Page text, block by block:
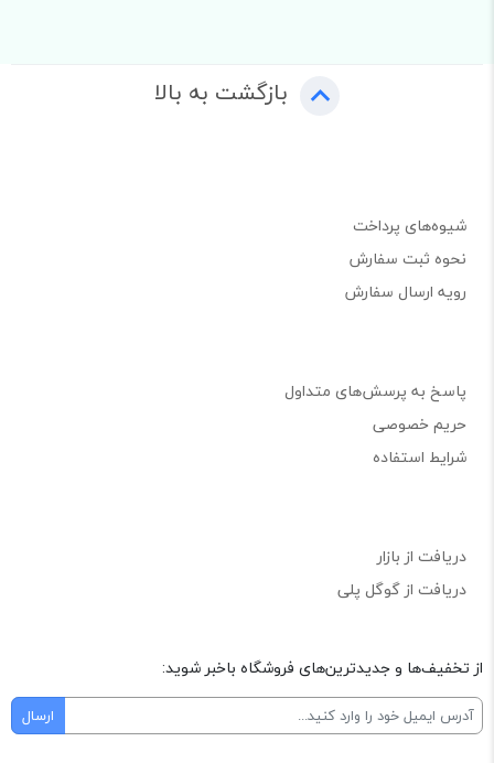
بازگشت به بالا
شیوه‌های پرداخت
نحوه ثبت سفارش
رویه ارسال سفارش
پاسخ به پرسش‌های متداول
حریم خصوصی
شرایط استفاده
دریافت از بازار
دریافت از گوگل پلی
از تخفیف‌ها و جدیدترین‌های فروشگاه باخبر شوید: